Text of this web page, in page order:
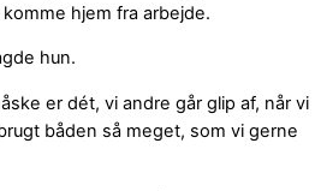
hjem fra arbejde.
hun.
er dét, vi andre går glip af, når vi
båden så meget, som vi gerne